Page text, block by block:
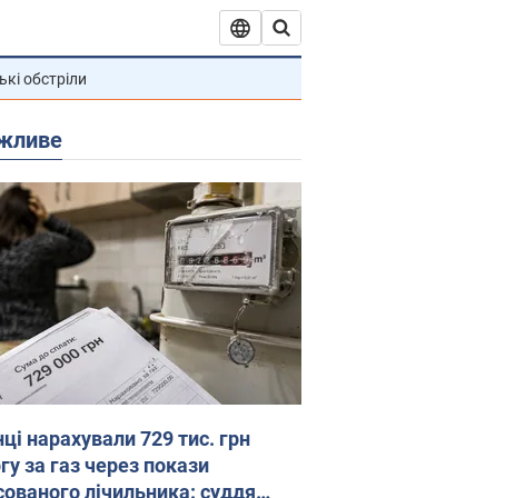
обстріли
нарахували 729 тис. грн
за газ через покази
лічильника: суддя